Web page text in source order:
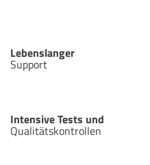
Lebenslanger
Support
Intensive Tests und
Qualitätskontrollen